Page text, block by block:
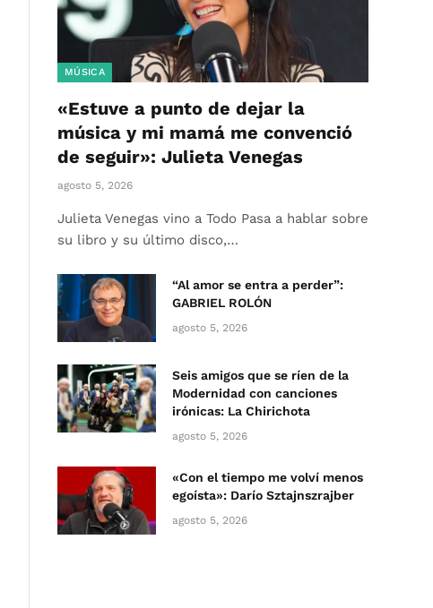
MÚSICA
«Estuve a punto de dejar la
música y mi mamá me convenció
de seguir»: Julieta Venegas
agosto 5, 2026
Julieta Venegas vino a Todo Pasa a hablar sobre
su libro y su último disco,…
“Al amor se entra a perder”:
GABRIEL ROLÓN
agosto 5, 2026
Seis amigos que se ríen de la
Modernidad con canciones
irónicas: La Chirichota
agosto 5, 2026
«Con el tiempo me volví menos
egoísta»: Darío Sztajnszrajber
agosto 5, 2026